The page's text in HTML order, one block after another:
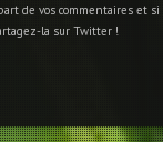
de vos commentaires et
la sur Twitter !